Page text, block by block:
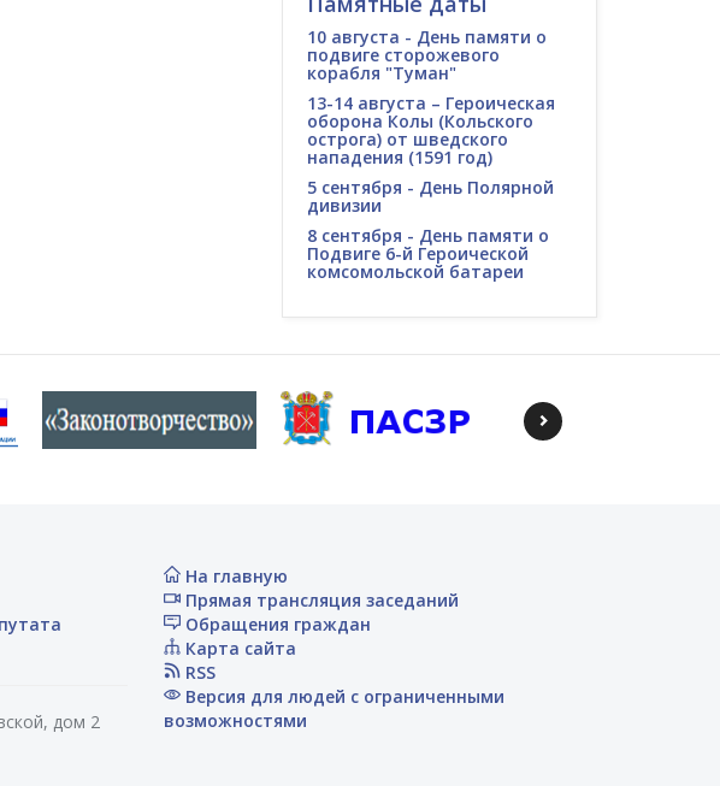
10 августа - День памяти о
подвиге сторожевого
корабля "Туман"
13-14 августа – Героическая
оборона Колы (Кольского
острога) от шведского
нападения (1591 год)
5 сентября - День Полярной
дивизии
8 сентября - День памяти о
Подвиге 6-й Героической
комсомольской батареи
дом 2
На главную
Прямая трансляция заседаний
Обращения граждан
Карта сайта
RSS
Версия для людей с ограниченными
возможностями